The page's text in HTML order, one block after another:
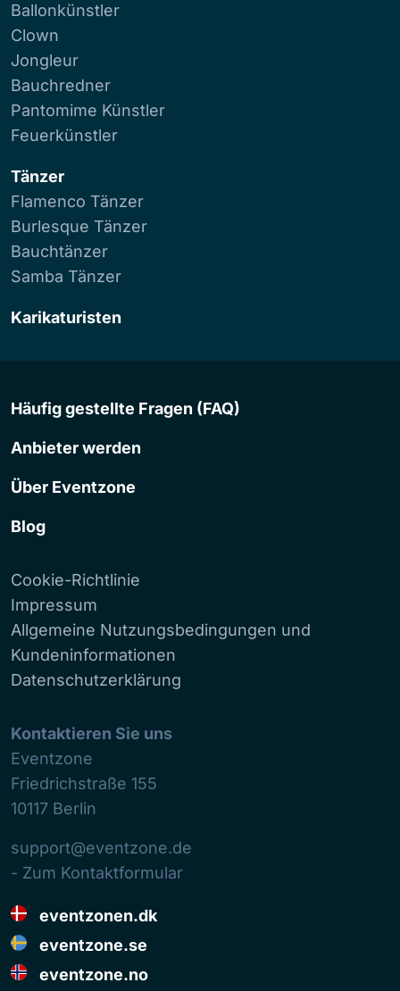
Ballonkünstler
Clown
Jongleur
Bauchredner
Pantomime Künstler
Feuerkünstler
Tänzer
Flamenco Tänzer
Burlesque Tänzer
Bauchtänzer
Samba Tänzer
Karikaturisten
Häufig gestellte Fragen (FAQ)
Anbieter werden
Über Eventzone
Blog
Cookie-Richtlinie
Impressum
Allgemeine Nutzungsbedingungen und
Kundeninformationen
Datenschutzerklärung
Kontaktieren Sie uns
Eventzone
Friedrichstraße 155
10117 Berlin
support@eventzone.de
- Zum Kontaktformular
eventzonen.dk
eventzone.se
eventzone.no